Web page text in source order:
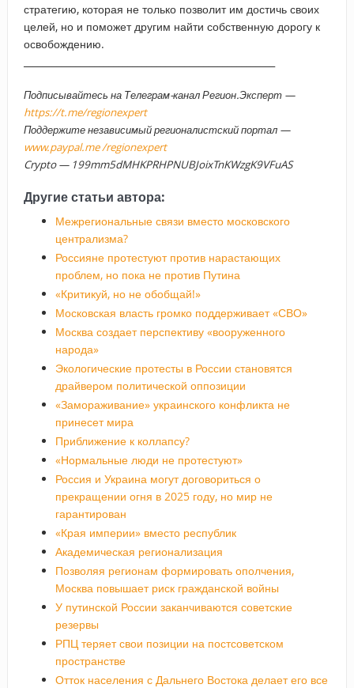
стратегию, которая не только позволит им достичь своих
целей, но и поможет другим найти собственную дорогу к
освобождению.
Подписывайтесь на Телеграм-канал Регион.Эксперт —
https://t.me/regionexpert
Поддержите независимый регионалистский портал —
www.paypal.me /regionexpert
Crypto — 199mm5dMHKPRHPNUBJoixTnKWzgK9VFuAS
Другие статьи автора:
Межрегиональные связи вместо московского
централизма?
Россияне протестуют против нарастающих
проблем, но пока не против Путина
«Критикуй, но не обобщай!»
Московская власть громко поддерживает «СВО»
Москва создает перспективу «вооруженного
народа»
Экологические протесты в России становятся
драйвером политической оппозиции
«Замораживание» украинского конфликта не
принесет мира
Приближение к коллапсу?
«Нормальные люди не протестуют»
Россия и Украина могут договориться о
прекращении огня в 2025 году, но мир не
гарантирован
«Края империи» вместо республик
Академическая регионализация
Позволяя регионам формировать ополчения,
Москва повышает риск гражданской войны
У путинской России заканчиваются советские
резервы
РПЦ теряет свои позиции на постсоветском
пространстве
Отток населения с Дальнего Востока делает его все